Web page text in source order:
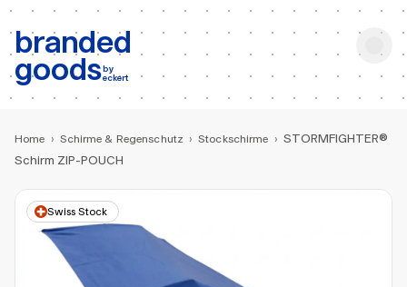
branded
goodsby
eckert
b: Produktsuche
Home › Schirme & Regenschutz › Stockschirme › STORMFIGHTER®
Schirm ZIP-POUCH
Swiss Stock